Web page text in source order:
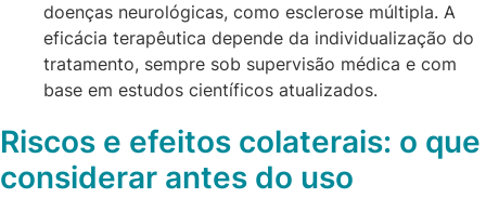
doenças neurológicas, como esclerose múltipla. A
eficácia terapêutica depende da individualização do
tratamento, sempre sob supervisão médica e com
base em estudos científicos atualizados.
Riscos e efeitos colaterais: o que
considerar antes do uso